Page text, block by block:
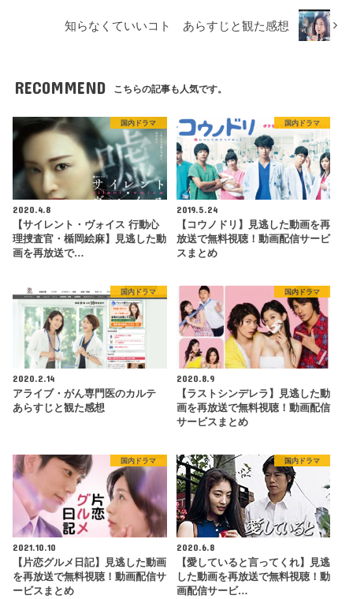
知らなくていいコト あらすじと観た感想
RECOMMEND こちらの記事も人気です。
国内ドラマ
2020.4.8
【サイレント・ヴォイス 行動心
理捜査官・楯岡絵麻】見逃した動
画を再放送で…
国内ドラマ
2019.5.24
【コウノドリ】見逃した動画を再
放送で無料視聴！動画配信サービ
スまとめ
国内ドラマ
2020.2.14
アライブ・がん専門医のカルテ
あらすじと観た感想
国内ドラマ
2020.8.9
【ラストシンデレラ】見逃した動
画を再放送で無料視聴！動画配信
サービスまとめ
国内ドラマ
2021.10.10
【片恋グルメ日記】見逃した動画
を再放送で無料視聴！動画配信サ
ービスまとめ
国内ドラマ
2020.6.8
【愛していると言ってくれ】見逃
した動画を再放送で無料視聴！動
画配信サービ…